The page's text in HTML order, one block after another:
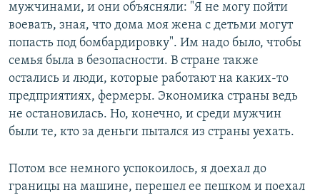
мужчинами, и они объясняли: "Я не могу пойти
воевать, зная, что дома моя жена с детьми могут
попасть под бомбардировку". Им надо было, чтобы
семья была в безопасности. В стране также
остались и люди, которые работают на каких-то
предприятиях, фермеры. Экономика страны ведь
не остановилась. Но, конечно, и среди мужчин
были те, кто за деньги пытался из страны уехать.
Потом все немного успокоилось, я доехал до
границы на машине, перешел ее пешком и поехал